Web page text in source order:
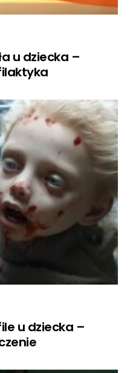
u dziecka –
u dziecka –